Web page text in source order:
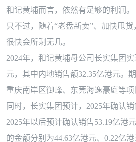
和记黄埔而言，依然有足够的利润。
只不过，随着“老盘新卖”、加快甩
很快会所剩无几。
2024年，和记黄埔母公司长实集团
元，其中内地销售额32.35亿港元。
重庆南岸区御峰、东莞海逸豪庭等项
同时，长实集团预计， 2025年确认销
2025年以后预计确认销售53.19亿港
的金额分别为44.63亿港元、0.22亿港